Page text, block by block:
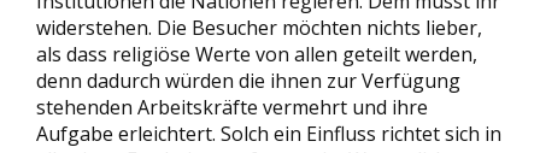
widerstehen. Die Besucher möchten nichts lieber,
als dass religiöse Werte von allen geteilt werden,
denn dadurch würden die ihnen zur Verfügung
stehenden Arbeitskräfte vermehrt und ihre
Aufgabe erleichtert. Solch ein Einfluss richtet sich in